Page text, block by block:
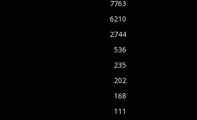
7763
6210
2744
536
235
202
168
111